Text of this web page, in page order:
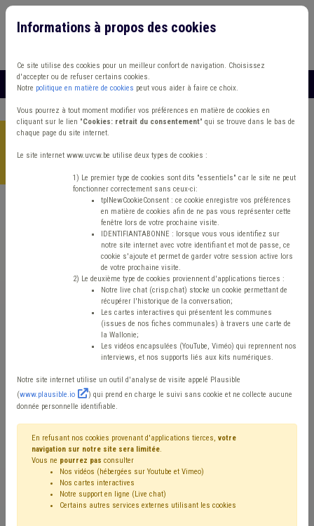
Accueil >Etrangers>Actualité
mise à jour des instructions générales concernant la tenue
Etrangers
Adresse de référence
CPAS : mise à jour des
instructions générales
concernant la tenue
des registres de la
population
Mis en ligne le 22 Mai 2026 - Cécile THOUMSIN
Le SPF Intérieur a mis à jour ses
Informations à propos des cookies
Ce site utilise des cookies pour un meilleur confort de navigation. Choisissez
d'accepter ou de refuser certains cookies.
Notre politique en matière de cookies peut vous aider à faire ce choix.
Vous pourrez à tout moment modifier vos préférences en matière de cookies en
cliquant sur le lien "Cookies: retrait du consentement" qui se trouve dans le bas de
chaque page du site internet.
Le site internet www.uvcw.be utilise deux types de cookies :
1) Le premier type de cookies sont dits "essentiels" car le site ne peut
fonctionner correctement sans ceux-ci:
tplNewCookieConsent : ce cookie enregistre vos préférences
en matière de cookies afin de ne pas vous représenter cette
fenêtre lors de votre prochaine visite.
IDENTIFIANTABONNE : lorsque vous vous identifiez sur
notre site internet avec votre identifiant et mot de passe, ce
cookie s'ajoute et permet de garder votre session active lors
de votre prochaine visite.
2) Le deuxième type de cookies proviennent d'applications tierces :
Notre live chat (crisp.chat) stocke un cookie permettant de
récupérer l'historique de la conversation;
Les cartes interactives qui présentent les communes
(issues de nos fiches communales) à travers une carte de
la Wallonie;
Les vidéos encapsulées (YouTube, Viméo) qui reprennent nos
interviews, et nos supports liés aux kits numériques.
Notre site internet utilise un outil d'analyse de visite appelé Plausible
(www.plausible.io
) qui prend en charge le suivi sans cookie et ne collecte aucune
donnée personnelle identifiable.
En refusant nos cookies provenant d'applications tierces, votre
navigation sur notre site sera limitée.
Vous ne pourrez pas consulter
Nos vidéos (hébergées sur Youtube et Vimeo)
Nos cartes interactives
Notre support en ligne (Live chat)
Certains autres services externes utilisant les cookies